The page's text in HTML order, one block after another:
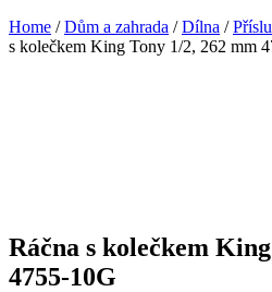
Home /Dům a zahrada /Dílna /
s kolečkem King Tony 1/2, 262 mm
Ráčna s kolečkem
4755-10G